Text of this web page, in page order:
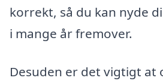
korrekt, så du kan nyde
i mange år fremover.
Desuden er det vigtigt at